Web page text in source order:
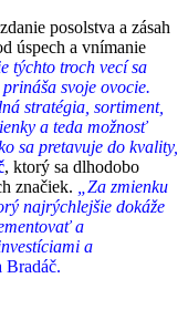
posolstva a zásah
úspech a vnímanie
týchto troch vecí sa
svoje ovocie.
stratégia, sortiment,
a teda možnosť
sa pretavuje do kvality,
, ktorý sa dlhodobo
značiek.
„Za zmienku
najrýchlejšie dokáže
a
a
Bradáč.